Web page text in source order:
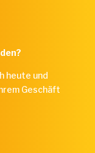
heute und
Geschäft